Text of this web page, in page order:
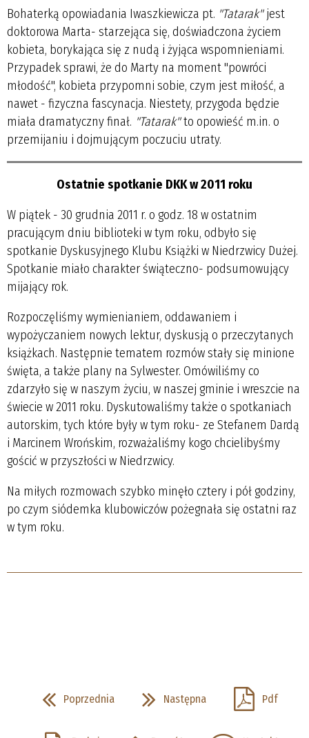
Bohaterką opowiadania Iwaszkiewicza pt. "Tatarak"jest
doktorowa Marta- starzejąca się, doświadczona życiem
kobieta, borykająca się z nudą i żyjąca wspomnieniami.
Przypadek sprawi, że do Marty na moment "powróci
młodość", kobieta przypomni sobie, czym jest miłość, a
nawet - fizyczna fascynacja. Niestety, przygoda będzie
miała dramatyczny finał. "Tatarak"to opowieść m.in. o
przemijaniu i dojmującym poczuciu utraty.
Ostatnie spotkanie DKK w 2011 roku
W piątek - 30 grudnia 2011 r. o godz. 18 w ostatnim
pracującym dniu biblioteki w tym roku, odbyło się
spotkanie Dyskusyjnego Klubu Książki w Niedrzwicy Dużej.
Spotkanie miało charakter świąteczno- podsumowujący
mijający rok.
Rozpoczęliśmy wymienianiem, oddawaniem i
wypożyczaniem nowych lektur, dyskusją o przeczytanych
książkach. Następnie tematem rozmów stały się minione
święta, a także plany na Sylwester. Omówiliśmy co
zdarzyło się w naszym życiu, w naszej gminie i wreszcie na
świecie w 2011 roku. Dyskutowaliśmy także o spotkaniach
autorskim, tych które były w tym roku- ze Stefanem Dardą
i Marcinem Wrońskim, rozważaliśmy kogo chcielibyśmy
gościć w przyszłości w Niedrzwicy.
Na miłych rozmowach szybko minęło cztery i pół godziny,
po czym siódemka klubowiczów pożegnała się ostatni raz
w tym roku.
Poprzednia Następna Pdf